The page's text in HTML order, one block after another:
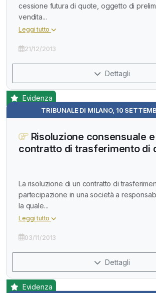
cessione futura di quote, oggetto di
vendita...
Leggi tutto
21/12/2013
Dettagli
TRIBUNALE DI MILANO, 10
Evidenza
Risoluzione consensuale
contratto di trasferimento di
La risoluzione di un contratto di
partecipazione in una società a
la quale...
Leggi tutto
03/11/2013
Dettagli
Evidenza